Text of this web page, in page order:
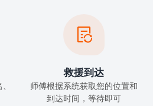

救援到达
师傅根据系统获取您的位置和
到达时间，等待即可